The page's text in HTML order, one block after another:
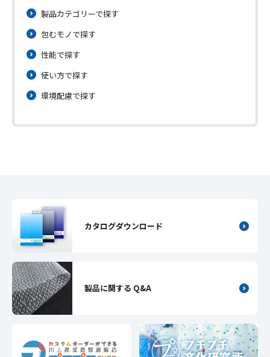
製品カテゴリーで探す
包むモノで探す
性能で探す
使い方で探す
環境配慮で探す
カタログダウンロード
製品に関する Q&A